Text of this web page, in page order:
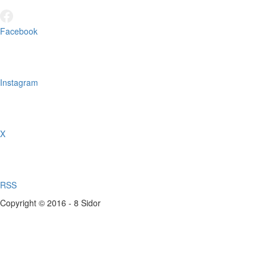
Facebook
Instagram
X
RSS
Copyright © 2016 - 8 Sidor